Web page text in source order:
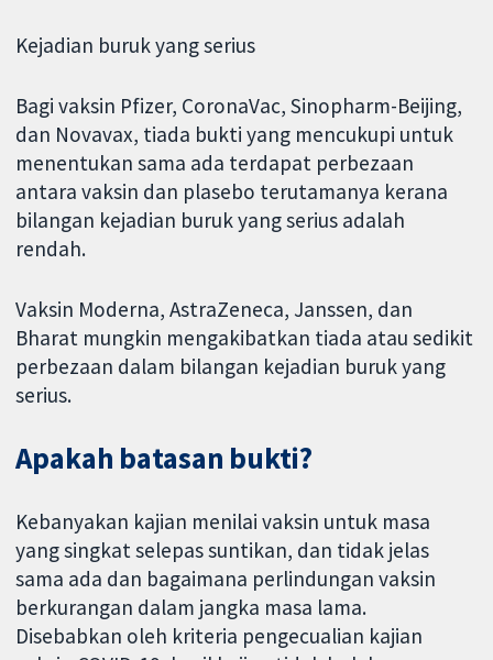
Kejadian buruk yang serius
Bagi vaksin Pfizer, CoronaVac, Sinopharm-Beijing,
dan Novavax, tiada bukti yang mencukupi untuk
menentukan sama ada terdapat perbezaan
antara vaksin dan plasebo terutamanya kerana
bilangan kejadian buruk yang serius adalah
rendah.
Vaksin Moderna, AstraZeneca, Janssen, dan
Bharat mungkin mengakibatkan tiada atau sedikit
perbezaan dalam bilangan kejadian buruk yang
serius.
Apakah batasan bukti?
Kebanyakan kajian menilai vaksin untuk masa
yang singkat selepas suntikan, dan tidak jelas
sama ada dan bagaimana perlindungan vaksin
berkurangan dalam jangka masa lama.
Disebabkan oleh kriteria pengecualian kajian